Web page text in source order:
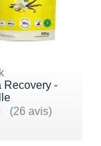
Recovery -
(26 avis)
4.5 sur 5
35€